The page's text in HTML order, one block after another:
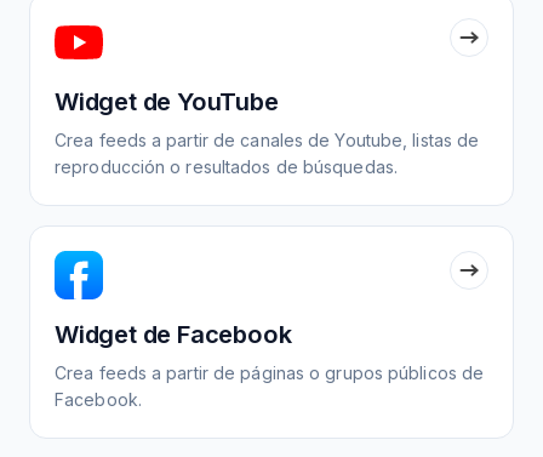
Widget de YouTube
Crea feeds a partir de canales de Youtube, listas de
reproducción o resultados de búsquedas.
Widget de Facebook
Crea feeds a partir de páginas o grupos públicos de
Facebook.